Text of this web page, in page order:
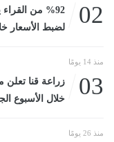
02
%92 من
لضبط الأسعار
منذ 14 يومًا
03
زراعة قنا تعلن
خلال الأسبوع الجارياليوم
منذ 26 يومًا